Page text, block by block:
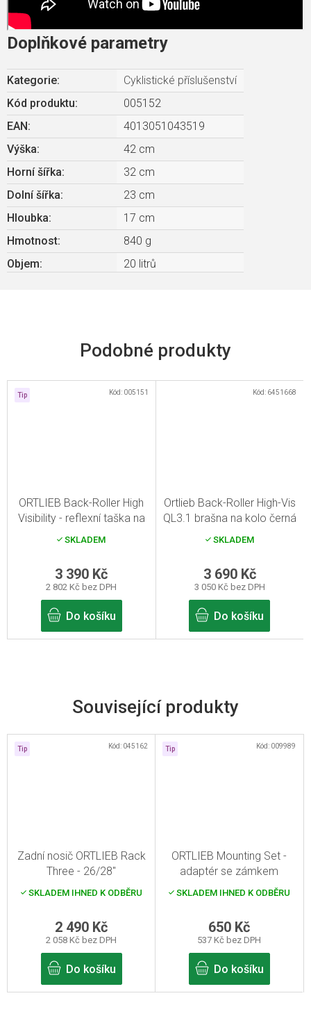
Související produkty
Tip
Zadní nosič ORTLIEB Rack
Three - 26/28"
SKLADEM IHNED K ODBĚRU
2 058 Kč bez DPH
2 490 Kč
Do košíku
Kód: 045162 Tip
ORTLIEB Mounting Set -
adaptér se zámkem
SKLADEM IHNED K ODBĚRU
537 Kč bez DPH
650 Kč
Do košíku
Kód: 009989
Doplňkové parametry
Kategorie:
Cyklistické příslušenství
Kód produktu:
005152
EAN:
4013051043519
Výška:
42 cm
Horní šířka:
32 cm
Dolní šířka:
23 cm
Hloubka:
17 cm
Hmotnost:
840 g
Objem: 20 litrů
Tip
ORTLIEB Back-Roller High
Visibility - reflexní taška na
SKLADEM
2 802 Kč bez DPH
3 390 Kč
Do košíku
Kód: 005151
Ortlieb Back-Roller High-Vis
QL3.1 brašna na kolo černá
SKLADEM
3 050 Kč bez DPH
3 690 Kč
Do košíku
Kód: 6451668